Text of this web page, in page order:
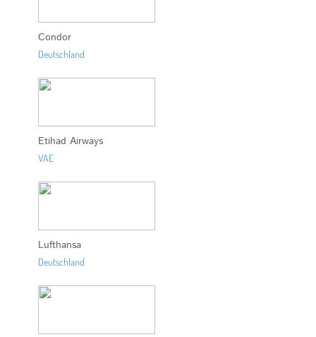
Condor
Deutschland
Etihad Airways
VAE
Lufthansa
Deutschland